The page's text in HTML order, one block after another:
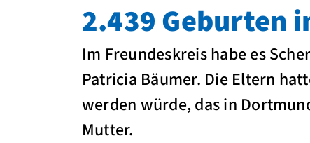
2.439 Geburten
Im Freundeskreis habe es
Patricia Bäumer. Die Eltern
werden würde, das in
Mutter.